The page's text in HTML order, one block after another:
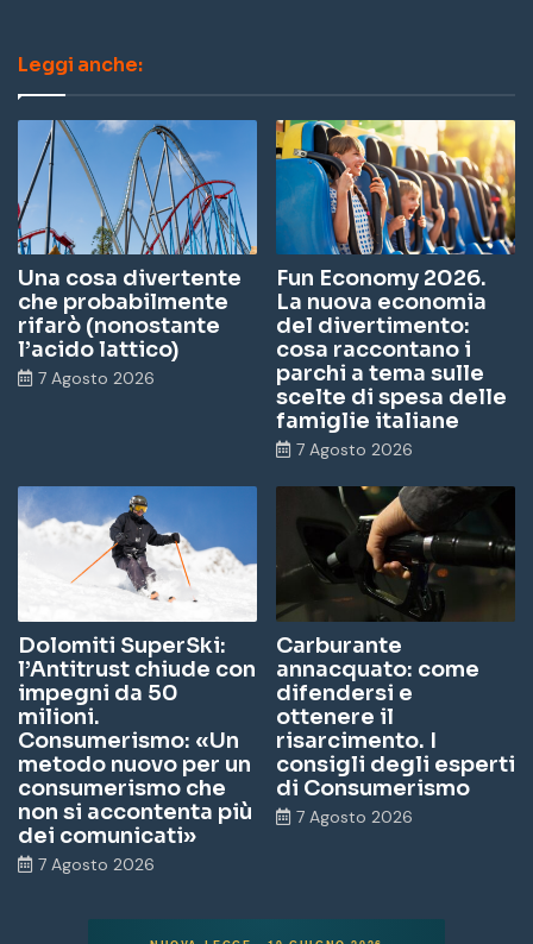
ok
In
be
ra
m
Leggi anche:
Una cosa divertente
che probabilmente
rifarò (nonostante
l’acido lattico)
7 Agosto 2026
Fun Economy 2026.
La nuova economia
del divertimento:
cosa raccontano i
parchi a tema sulle
scelte di spesa delle
famiglie italiane
7 Agosto 2026
Dolomiti SuperSki:
l’Antitrust chiude con
impegni da 50
milioni.
Consumerismo: «Un
metodo nuovo per un
consumerismo che
non si accontenta più
dei comunicati»
7 Agosto 2026
Carburante
annacquato: come
difendersi e
ottenere il
risarcimento. I
consigli degli esperti
di Consumerismo
7 Agosto 2026